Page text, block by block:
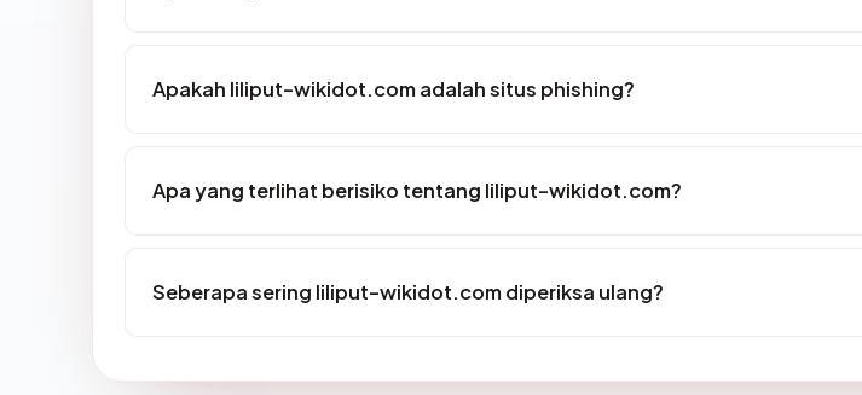
Apakah liliput-wikidot.com adalah situs phishing?
Apa yang terlihat berisiko tentang liliput-wikidot.com?
Seberapa sering liliput-wikidot.com diperiksa ulang?